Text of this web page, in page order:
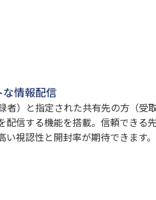
情報配信
者）と指定された共有先の方（受
配信する機能を搭載。信頼できる
い視認性と開封率が期待できます。